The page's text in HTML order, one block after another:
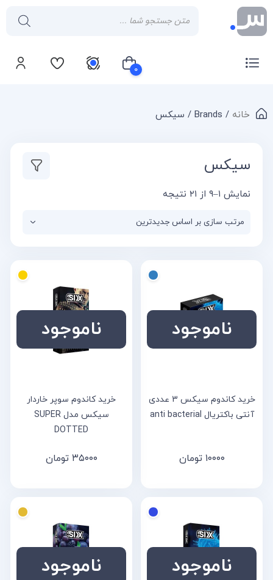
۰
خانه / Brands / سیکس
سیکس
نمایش ۱–۹ از ۲۱ نتیجه
ناموجود
خرید کاندوم سیکس 3 عددی
آنتی باکتریال anti bacterial
۱۰۰۰۰ تومان
ناموجود
خرید کاندوم سوپر خاردار
سیکس مدل SUPER
DOTTED
۳۵۰۰۰ تومان
ناموجود ناموجود